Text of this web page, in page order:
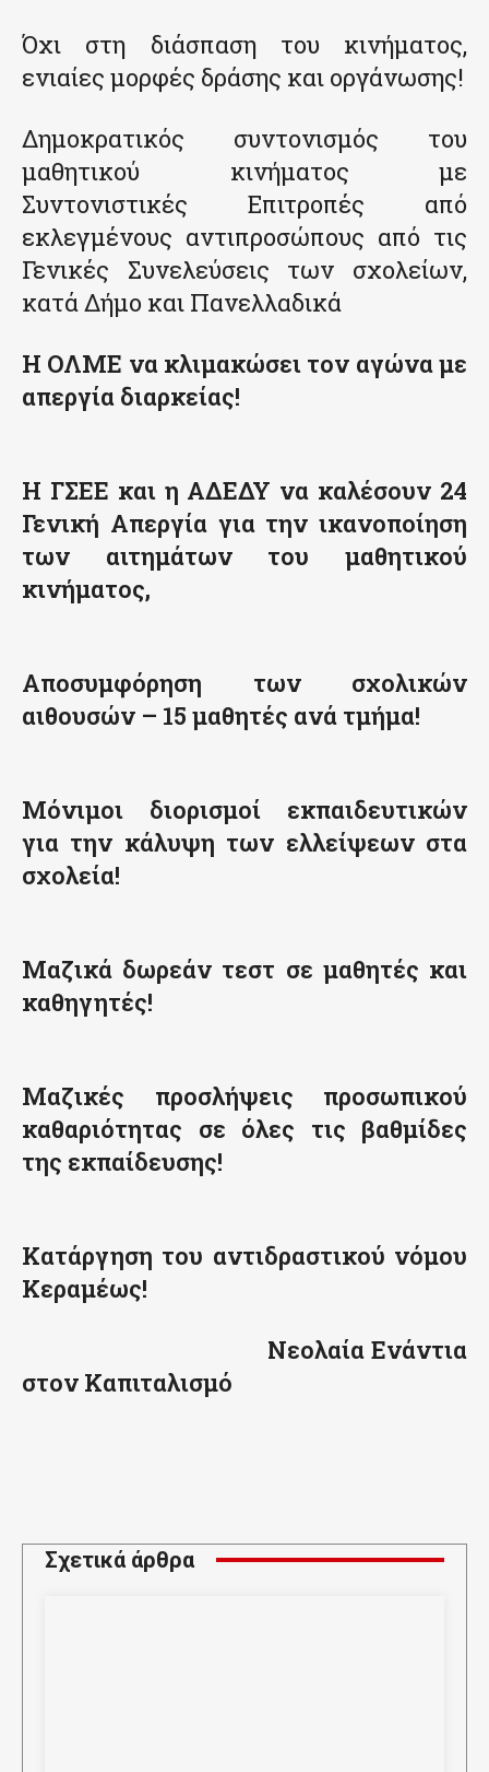
Όχι στη διάσπαση του κινήματος,
ενιαίες μορφές δράσης και οργάνωσης!
Δημοκρατικός συντονισμός του
μαθητικού κινήματος με
Συντονιστικές Επιτροπές από
εκλεγμένους αντιπροσώπους από τις
Γενικές Συνελεύσεις των σχολείων,
κατά Δήμο και Πανελλαδικά
Η ΟΛΜΕ να κλιμακώσει τον αγώνα με
απεργία διαρκείας!
Η ΓΣΕΕ και η ΑΔΕΔΥ να καλέσουν 24
Γενική Απεργία για την ικανοποίηση
των αιτημάτων του μαθητικού
κινήματος,
Αποσυμφόρηση των σχολικών
αιθουσών – 15 μαθητές ανά τμήμα!
Μόνιμοι διορισμοί εκπαιδευτικών
για την κάλυψη των ελλείψεων στα
σχολεία!
Μαζικά δωρεάν τεστ σε μαθητές και
καθηγητές!
Μαζικές προσλήψεις προσωπικού
καθαριότητας σε όλες τις βαθμίδες
της εκπαίδευσης!
Κατάργηση του αντιδραστικού νόμου
Κεραμέως!
Νεολαία Ενάντια
στον Καπιταλισμό
Σχετικά άρθρα